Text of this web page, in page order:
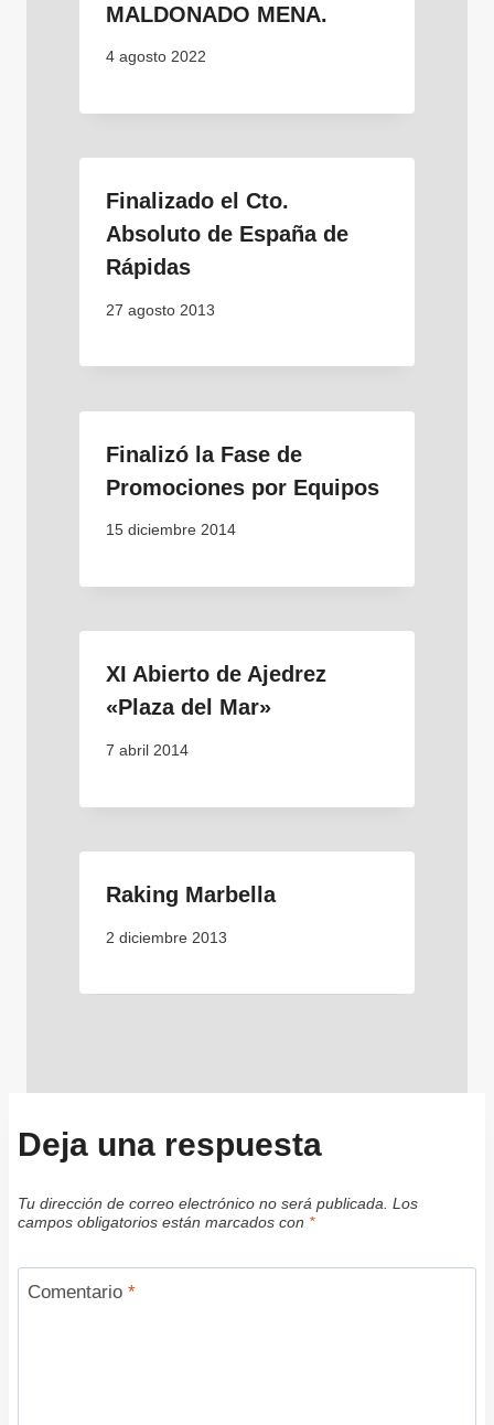
MALDONADO MENA.
4 agosto 2022
Finalizado el Cto.
Absoluto de España de
Rápidas
27 agosto 2013
Finalizó la Fase de
Promociones por Equipos
15 diciembre 2014
XI Abierto de Ajedrez
«Plaza del Mar»
7 abril 2014
Raking Marbella
2 diciembre 2013
Deja una respuesta
Tu dirección de correo electrónico no será publicada. Los
campos obligatorios están marcados con *
Comentario *